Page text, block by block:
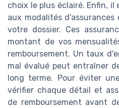
choix le plus éclairé. Enfin,
aux modalités
votre dossier. Ces
montant de vos
remboursement. Un taux
mal évalué peut entraîner
long terme. Pour éviter
vérifier chaque détail et
de remboursement avant